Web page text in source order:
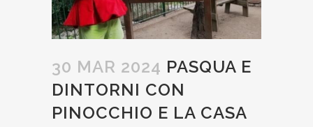
30 MAR 2024 PASQUA E
DINTORNI CON
PINOCCHIO E LA CASA